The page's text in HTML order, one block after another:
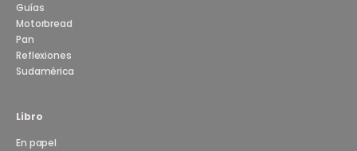
Guías
Motorbread
Pan
Reflexiones
Sudamérica
Libro
En papel